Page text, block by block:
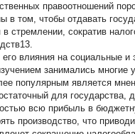
правоотношений
в том, чтобы отдавать
стремлении, сократив
влияния на социальные и
занимались многие
популярным является
для государства,
всю прибыль в
производство, что